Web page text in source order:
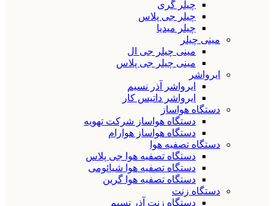
چیلر گری
چیلر جی پلاس
چیلر میدیا
مینی چیلر
مینی چیلر جی ال
مینی چیلر جی پلاس
ایرواشر
ایرواشر آذر نسیم
ایرواشر داتیس کار
دستگاه هواساز
دستگاه هواساز شرکت تهویه
دستگاه هواساز هوارام
دستگاه تصفیه هوا
دستگاه تصفیه هوا جی پلاس
دستگاه تصفیه هوا شیائومی
دستگاه تصفیه هوا گرین
دستگاه زنت
دستگاه زنت آذر نسیم